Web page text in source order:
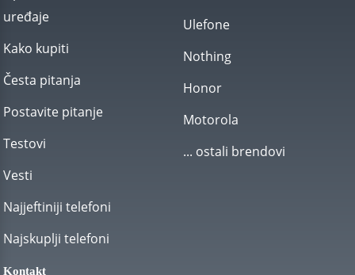
uređaje
Kako kupiti
Česta pitanja
Postavite pitanje
Testovi
Vesti
Najjeftiniji telefoni
Najskuplji telefoni
Ulefone
Nothing
Honor
Motorola
... ostali brendovi
Kontakt